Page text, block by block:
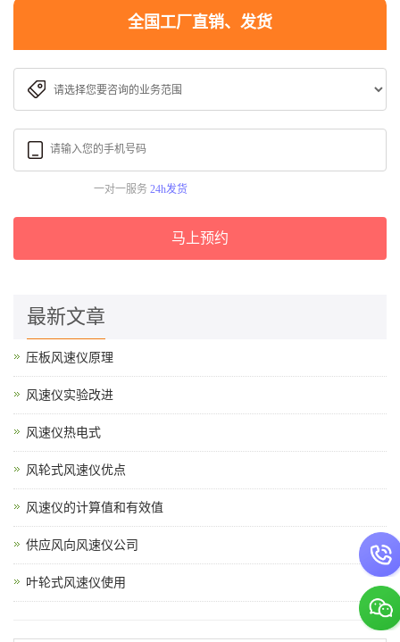
全国工厂直销、发货
一对一服务 24h发货
马上预约
最新文章
压板风速仪原理
风速仪实验改进
风速仪热电式
风轮式风速仪优点
风速仪的计算值和有效值
供应风向风速仪公司
叶轮式风速仪使用